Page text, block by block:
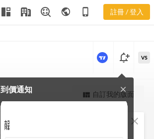
public phone_iphone 註冊 / 登入
更強大的進階價量圖表
notification_add
到價通知 close
VS
view_quilt 自訂我的版面
close